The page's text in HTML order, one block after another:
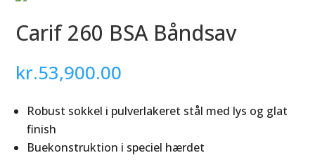
Carif 260 BSA Båndsav
kr.53,900.00
Robust sokkel i pulverlakeret stål med lys og glat
finish
Buekonstruktion i speciel hærdet